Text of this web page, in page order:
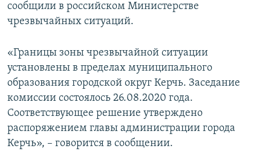
сообщили в российском Министерстве
чрезвычайных ситуаций.
«Границы зоны чрезвычайной ситуации
установлены в пределах муниципального
образования городской округ Керчь. Заседание
комиссии состоялось 26.08.2020 года.
Соответствующее решение утверждено
распоряжением главы администрации города
Керчь», – говорится в сообщении.